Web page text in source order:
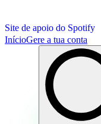
Site de apoio do Spotify
InícioGere a tua conta